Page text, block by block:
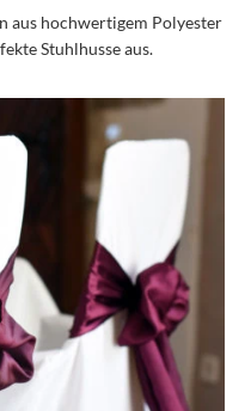
aus hochwertigem Polyester
Stuhlhusse aus.